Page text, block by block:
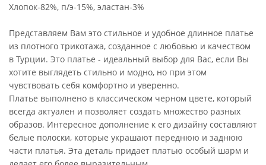
Хлопок-82%, п/э-15%, эластан-3%
Представляем Вам это стильное и удобное длинное платье
из плотного трикотажа, созданное с любовью и качеством
в Турции. Это платье - идеальный выбор для Вас, если Вы
хотите выглядеть стильно и модно, но при этом
чувствовать себя комфортно и уверенно.
Платье выполнено в классическом черном цвете, который
всегда актуален и позволяет создать множество разных
образов. Интересное дополнение к его дизайну составляют
белые полоски, которые украшают переднюю и заднюю
части платья. Эта деталь придает платью особый шарм и